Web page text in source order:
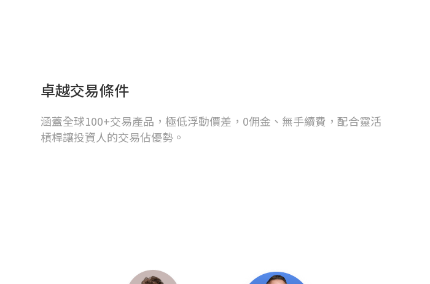
卓越交易條件
涵蓋全球100+交易產品，極低浮動價差，0佣金、無手續費，配合靈活
槓桿讓投資人的交易佔優勢。